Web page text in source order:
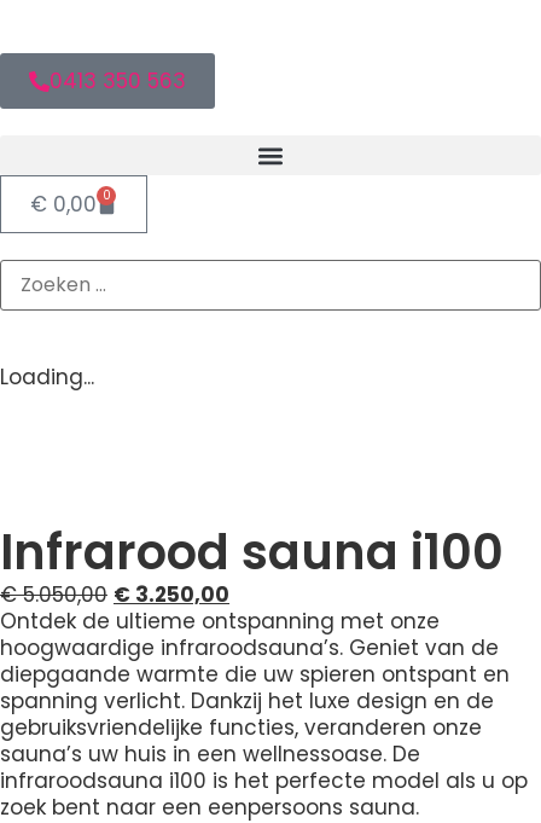
0413 350 563
€ 0,00 0
Loading...
Infrarood sauna i100
€5.050,00 € 3.250,00
Ontdek de ultieme ontspanning met onze
hoogwaardige infraroodsauna’s. Geniet van de
diepgaande warmte die uw spieren ontspant en
spanning verlicht. Dankzij het luxe design en de
gebruiksvriendelijke functies, veranderen onze
sauna’s uw huis in een wellnessoase. De
infraroodsauna i100 is het perfecte model als u op
zoek bent naar een eenpersoons sauna.